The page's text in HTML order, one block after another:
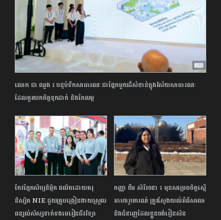
លោក ជា ឈួង ៖ បន្ទប់ទឹកសាធារណៈជាផ្នែកមួយដ៏សំខាន់ក្នុងវិស័យសាធារណៈ
ដែលគួរយកចិត្តទុកដាក់ និងកែលម្អ
កែវភ្នែកសិប្បនិម្មិត ផលិតដោយគរុ
និស្សិត NIE ជួយ​គ្រូបង្រៀន​ងាយស្រួល
ពន្យល់សិស្សទាក់ទងមេរៀនជីវវិទ្យា
កញ្ញា ខឹម សិរីរចនា ៖ មុនសម្រេច​ចិត្ត​ស្នើ​
អាហារូបករណ៍ ត្រូវ​ស្វែង​យល់អំពីសាលា
និង​ជំនាញ​ដែលខ្លួន​ចង់រៀនសិន